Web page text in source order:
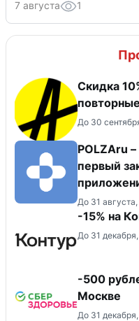
7 августа 1
Скидка
До 30
POLZAru
первый
До 31
-15% на
До 31
-500
Москве
До 31